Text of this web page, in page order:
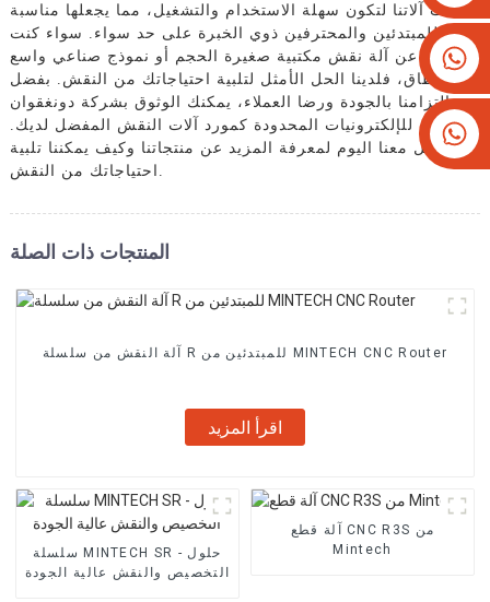
+8613825779334
+16266628193
صُممت آلاتنا لتكون سهلة الاستخدام والتشغيل، مما يجعلها مناسبة
للمبتدئين والمحترفين ذوي الخبرة على حد سواء. سواء كنت
تبحث عن آلة نقش مكتبية صغيرة الحجم أو نموذج صناعي واسع
النطاق، فلدينا الحل الأمثل لتلبية احتياجاتك من النقش. بفضل
التزامنا بالجودة ورضا العملاء، يمكنك الوثوق بشركة دونغقوان
مينتك للإلكترونيات المحدودة كمورد آلات النقش المفضل لديك.
تواصل معنا اليوم لمعرفة المزيد عن منتجاتنا وكيف يمكننا تلبية
المنتجات ذات الصلة
آلة النقش من سلسلة R للمبتدئين من MINTECH CNC Router
اقرأ المزيد
سلسلة MINTECH SR - حلول
التخصيص والنقش عالية الجودة
آلة قطع CNC R3S من
Mintech